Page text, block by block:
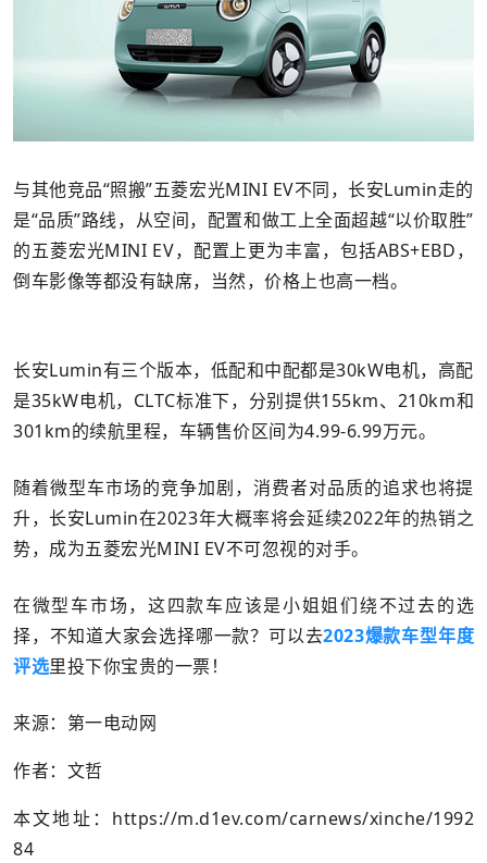
与其他竞品“照搬”五菱宏光MINI EV不同，长安Lumin走的
是“品质”路线，从空间，配置和做工上全面超越“以价取胜”
的五菱宏光MINI EV，配置上更为丰富，包括ABS+EBD，
倒车影像等都没有缺席，当然，价格上也高一档。
长安Lumin有三个版本，低配和中配都是30kW电机，高配
是35kW电机，CLTC标准下，分别提供155km、210km和
301km的续航里程，车辆售价区间为4.99-6.99万元。
随着微型车市场的竞争加剧，消费者对品质的追求也将提
升，长安Lumin在2023年大概率将会延续2022年的热销之
势，成为五菱宏光MINI EV不可忽视的对手。
在微型车市场，这四款车应该是小姐姐们绕不过去的选
择，不知道大家会选择哪一款？可以去2023爆款车型年度
评选里投下你宝贵的一票！
来源：第一电动网
作者：文哲
本文地址： https://m.d1ev.com/carnews/xinche/1992
84